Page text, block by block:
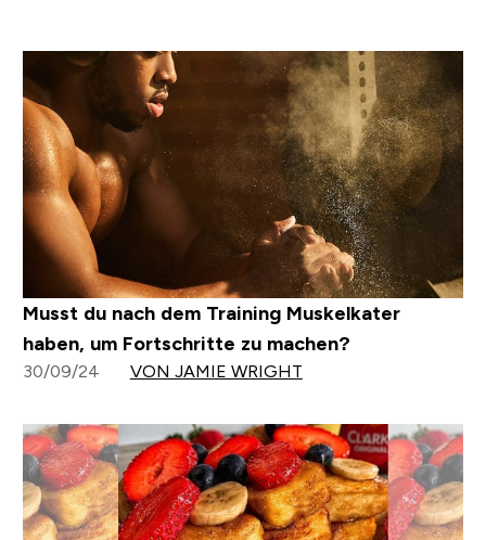
Musst du nach dem Training Muskelkater
haben, um Fortschritte zu machen?
30/09/24 VON JAMIE WRIGHT